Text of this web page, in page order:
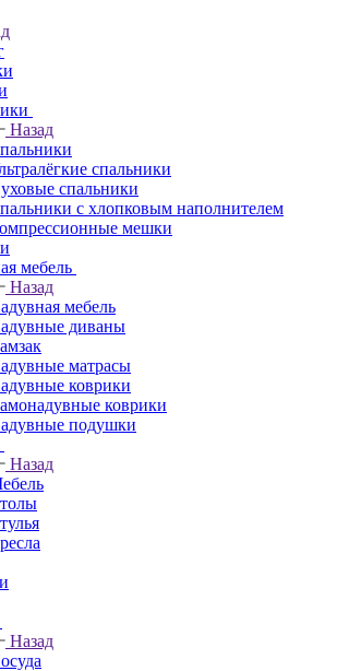
Назад
спальники
спальники
с хлопковым наполнителем
мешки
мебель
Назад
мебель
диваны
матрасы
коврики
коврики
подушки
Назад
Назад